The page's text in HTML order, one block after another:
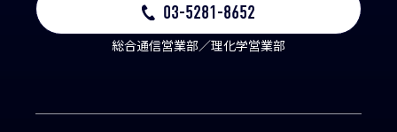
03-5281-8652
総合通信営業部／理化学営業部